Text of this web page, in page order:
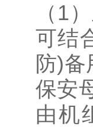
（1
可结
防)
保安
由机